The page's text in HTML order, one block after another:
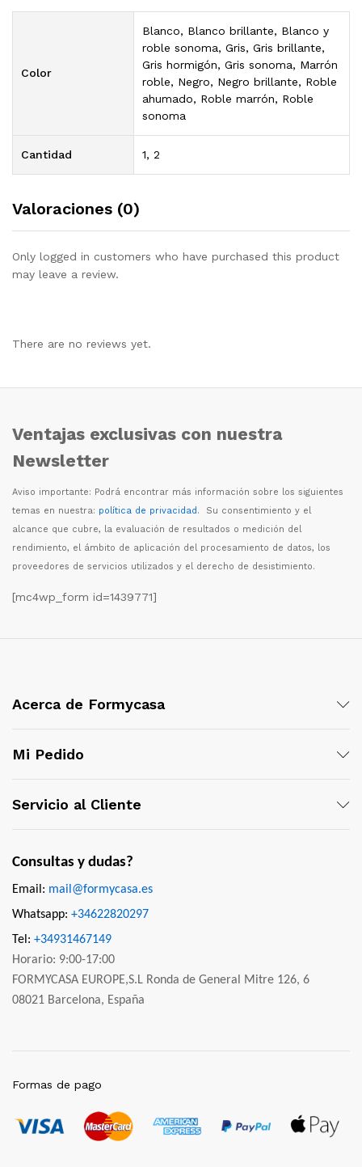
Color
Blanco, Blanco brillante, Blanco y
roble sonoma, Gris, Gris brillante,
Gris hormigón, Gris sonoma, Marrón
roble, Negro, Negro brillante, Roble
ahumado, Roble marrón, Roble
sonoma
Cantidad 1, 2
Valoraciones (0)
Only logged in customers who have purchased this product
may leave a review.
There are no reviews yet.
Ventajas exclusivas con nuestra
Newsletter
Aviso importante: Podrá encontrar más información sobre los siguientes
temas en nuestra: política de privacidad. Su consentimiento y el
alcance que cubre, la evaluación de resultados o medición del
rendimiento, el ámbito de aplicación del procesamiento de datos, los
proveedores de servicios utilizados y el derecho de desistimiento.
[mc4wp_form id=1439771]
Acerca de Formycasa
Mi Pedido
Servicio al Cliente
Consultas y dudas?
Email: mail@formycasa.es
Whatsapp: +34622820297
Tel: +34931467149
Horario: 9:00-17:00
FORMYCASA EUROPE,S.L Ronda de General Mitre 126, 6
08021 Barcelona, España
Formas de pago